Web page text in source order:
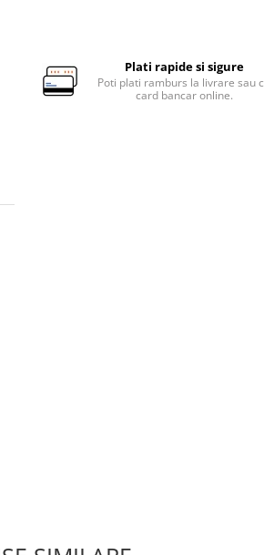
Plati rapide si sigure
Poti plati ramburs la livrare sau
card bancar online.